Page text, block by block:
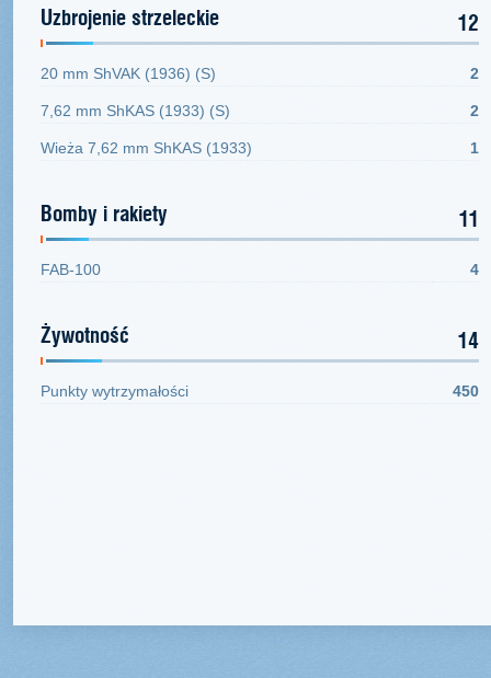
Uzbrojenie strzeleckie 12
20 mm ShVAK (1936) (S) 2
7,62 mm ShKAS (1933) (S) 2
Wieża 7,62 mm ShKAS (1933) 1
Bomby i rakiety 11
FAB-100 4
Żywotność 14
Punkty wytrzymałości 450